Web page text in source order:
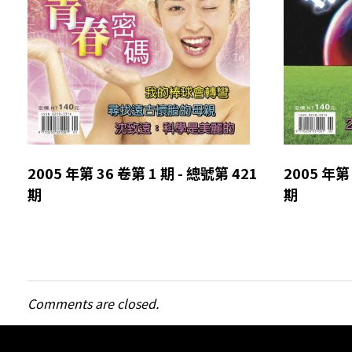
2005 年第 36 卷第 1 期 - 總號第 421
期
2005 年
期
Comments are closed.